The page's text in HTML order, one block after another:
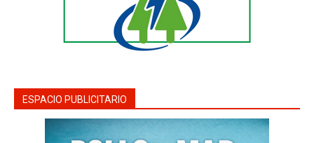
ESPACIO PUBLICITARIO